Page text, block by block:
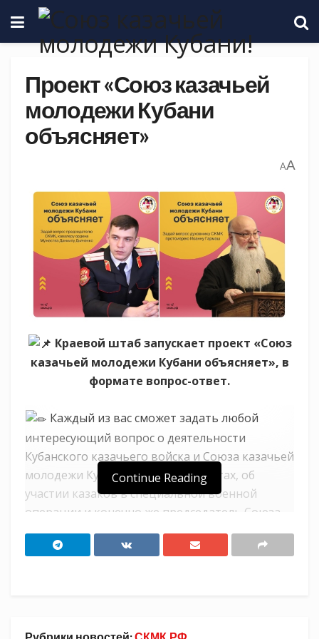
Проект «Союз казачьей
молодежи Кубани
объясняет»
AA
Краевой штаб запускает проект «Союз
казачьей молодежи Кубани объясняет», в
формате вопрос-ответ.
Каждый из вас сможет задать любой
интересующий вопрос о деятельности
Кубанского казачьего войска и Союза казачьей
молодежи Кубани, будущих проектах, об
участии казаков в специальной военной
операции и конечно же председатель Союза
казачьей молодежи Кубани Даниил Дьяченко
расскажет о своем личном опыте в боевых
Continue Reading